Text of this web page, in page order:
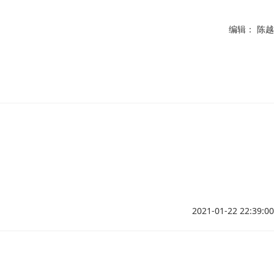
编辑： 陈越
2021-01-22 22:39:00